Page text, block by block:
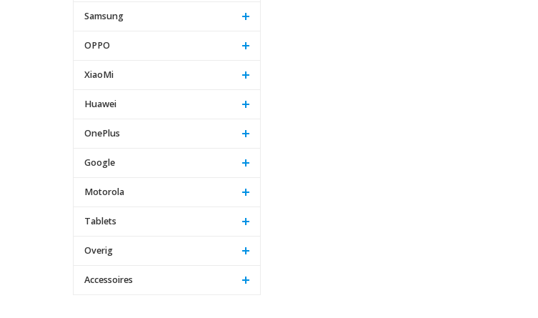
Samsung
OPPO
XiaoMi
Huawei
OnePlus
Google
Motorola
Tablets
Overig
Accessoires